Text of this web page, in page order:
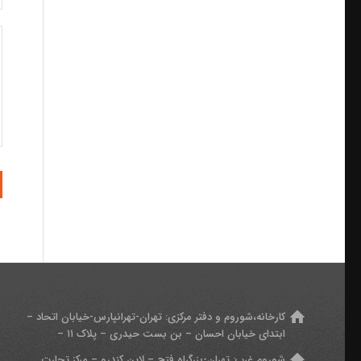
کارخانه،شوروم و دفتر مرکزی:تهران-تهرانپارس-خیابان اتحاد –
ابتدای خیابان احسان – بن بست حیدری – پلاک ۱۱ –